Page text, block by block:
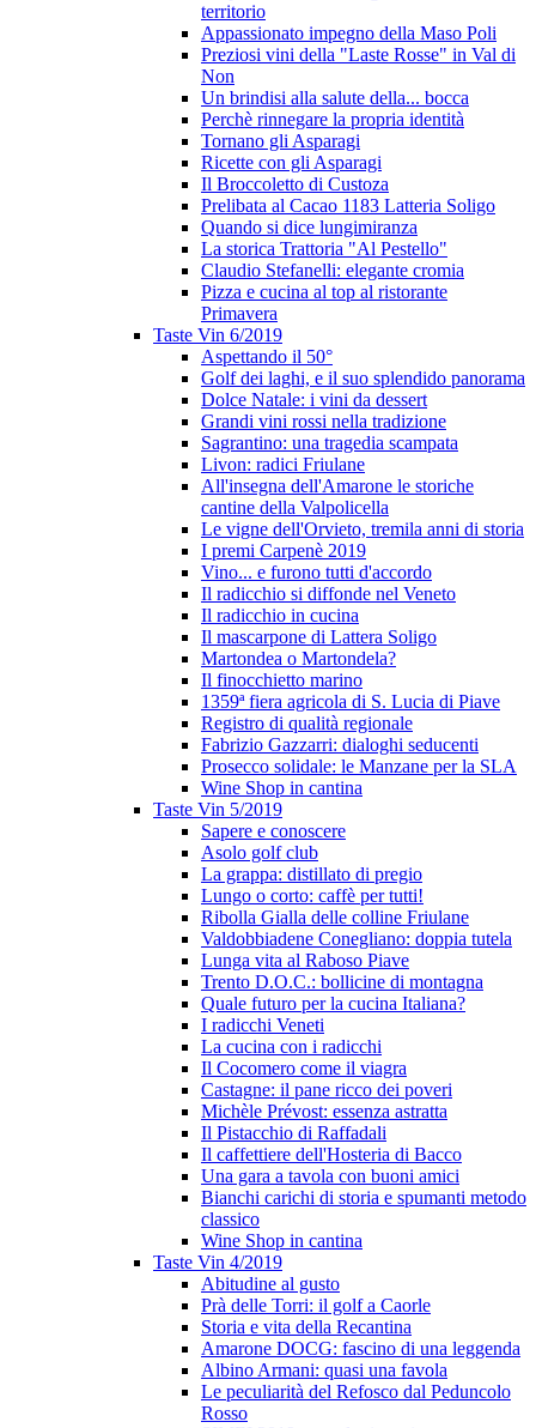
territorio
Appassionato impegno della Maso Poli
Preziosi vini della "Laste Rosse" in Val di
Non
Un brindisi alla salute della... bocca
Perchè rinnegare la propria identità
Tornano gli Asparagi
Ricette con gli Asparagi
Il Broccoletto di Custoza
Prelibata al Cacao 1183 Latteria Soligo
Quando si dice lungimiranza
La storica Trattoria "Al Pestello"
Claudio Stefanelli: elegante cromia
Pizza e cucina al top al ristorante
Primavera
Taste Vin 6/2019
Aspettando il 50°
Golf dei laghi, e il suo splendido panorama
Dolce Natale: i vini da dessert
Grandi vini rossi nella tradizione
Sagrantino: una tragedia scampata
Livon: radici Friulane
All'insegna dell'Amarone le storiche
cantine della Valpolicella
Le vigne dell'Orvieto, tremila anni di storia
I premi Carpenè 2019
Vino... e furono tutti d'accordo
Il radicchio si diffonde nel Veneto
Il radicchio in cucina
Il mascarpone di Lattera Soligo
Martondea o Martondela?
Il finocchietto marino
1359ª fiera agricola di S. Lucia di Piave
Registro di qualità regionale
Fabrizio Gazzarri: dialoghi seducenti
Prosecco solidale: le Manzane per la SLA
Wine Shop in cantina
Taste Vin 5/2019
Sapere e conoscere
Asolo golf club
La grappa: distillato di pregio
Lungo o corto: caffè per tutti!
Ribolla Gialla delle colline Friulane
Valdobbiadene Conegliano: doppia tutela
Lunga vita al Raboso Piave
Trento D.O.C.: bollicine di montagna
Quale futuro per la cucina Italiana?
I radicchi Veneti
La cucina con i radicchi
Il Cocomero come il viagra
Castagne: il pane ricco dei poveri
Michèle Prévost: essenza astratta
Il Pistacchio di Raffadali
Il caffettiere dell'Hosteria di Bacco
Una gara a tavola con buoni amici
Bianchi carichi di storia e spumanti metodo
classico
Wine Shop in cantina
Taste Vin 4/2019
Abitudine al gusto
Prà delle Torri: il golf a Caorle
Storia e vita della Recantina
Amarone DOCG: fascino di una leggenda
Albino Armani: quasi una favola
Le peculiarità del Refosco dal Peduncolo
Rosso